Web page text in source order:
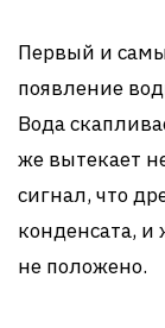
Первый и
появление
Вода
же вытекает
сигнал, что
конденсата, и
не положено.